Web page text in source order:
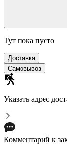
Тут пока пусто
Доставка
Самовывоз
Указать адрес
Комментарий к